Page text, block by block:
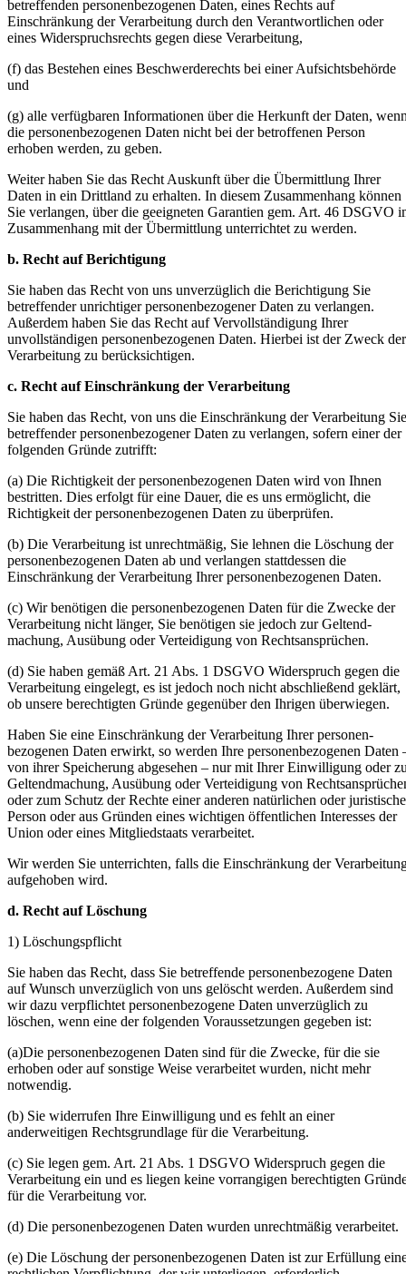
betreffenden personenbezogenen Daten, eines Rechts auf
Einschränkung der Verarbeitung durch den Verantwortlichen oder
eines Widerspruchsrechts gegen diese Verarbeitung,
(f) das Bestehen eines Beschwerderechts bei einer Aufsichtsbehörde
und
(g) alle verfügbaren Informationen über die Herkunft der Daten,
die personenbezogenen Daten nicht bei der betroffenen Person
erhoben werden, zu geben.
Weiter haben Sie das Recht Auskunft über die Übermittlung Ihrer
Daten in ein Drittland zu erhalten. In diesem Zusammenhang können
Sie verlangen, über die geeigneten Garantien gem. Art. 46 DSGVO
Zusammenhang mit der Übermittlung unterrichtet zu werden.
b. Recht auf Berichtigung
Sie haben das Recht von uns unverzüglich die Berichtigung Sie
betreffender unrichtiger personenbezogener Daten zu verlangen.
Außerdem haben Sie das Recht auf Vervollständigung Ihrer
unvollständigen personenbezogenen Daten. Hierbei ist der Zweck der
Verarbeitung zu berücksichtigen.
c. Recht auf Einschränkung der Verarbeitung
Sie haben das Recht, von uns die Einschränkung der Verarbeitung Sie
betreffender personenbezogener Daten zu verlangen, sofern einer der
folgenden Gründe zutrifft:
(a) Die Richtigkeit der personenbezogenen Daten wird von Ihnen
bestritten. Dies erfolgt für eine Dauer, die es uns ermöglicht, die
Richtigkeit der personenbezogenen Daten zu überprüfen.
(b) Die Verarbeitung ist unrechtmäßig, Sie lehnen die Löschung der
personenbezogenen Daten ab und verlangen stattdessen die
Einschränkung der Verarbeitung Ihrer personenbezogenen Daten.
(c) Wir benötigen die personenbezogenen Daten für die Zwecke der
Verarbeitung nicht länger, Sie benötigen sie jedoch zur Geltend-
machung, Ausübung oder Verteidigung von Rechtsansprüchen.
(d) Sie haben gemäß Art. 21 Abs. 1 DSGVO Widerspruch gegen die
Verarbeitung eingelegt, es ist jedoch noch nicht abschließend geklärt,
ob unsere berechtigten Gründe gegenüber den Ihrigen überwiegen.
Haben Sie eine Einschränkung der Verarbeitung Ihrer personen-
bezogenen Daten erwirkt, so werden Ihre personenbezogenen Daten
von ihrer Speicherung abgesehen – nur mit Ihrer Einwilligung oder
Geltendmachung, Ausübung oder Verteidigung von
oder zum Schutz der Rechte einer anderen natürlichen oder
Person oder aus Gründen eines wichtigen öffentlichen Interesses der
Union oder eines Mitgliedstaats verarbeitet.
Wir werden Sie unterrichten, falls die Einschränkung der
aufgehoben wird.
d. Recht auf Löschung
1) Löschungspflicht
Sie haben das Recht, dass Sie betreffende personenbezogene Daten
auf Wunsch unverzüglich von uns gelöscht werden. Außerdem sind
wir dazu verpflichtet personenbezogene Daten unverzüglich zu
löschen, wenn eine der folgenden Voraussetzungen gegeben ist:
(a)Die personenbezogenen Daten sind für die Zwecke, für die sie
erhoben oder auf sonstige Weise verarbeitet wurden, nicht mehr
notwendig.
(b) Sie widerrufen Ihre Einwilligung und es fehlt an einer
anderweitigen Rechtsgrundlage für die Verarbeitung.
(c) Sie legen gem. Art. 21 Abs. 1 DSGVO Widerspruch gegen die
Verarbeitung ein und es liegen keine vorrangigen berechtigten
für die Verarbeitung vor.
(d) Die personenbezogenen Daten wurden unrechtmäßig verarbeitet.
(e) Die Löschung der personenbezogenen Daten ist zur Erfüllung